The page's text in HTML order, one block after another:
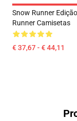
Snow Runner
Runner Camisetas
€ 37,67 - € 44,11